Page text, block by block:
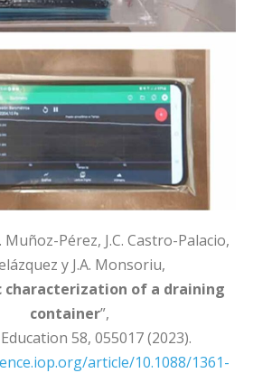
Muñoz-Pérez, J.C. Castro-Palacio,
y J.A. Monsoriu,
characterization of a draining
container”,
58, 055017 (2023).
article/10.1088/1361-